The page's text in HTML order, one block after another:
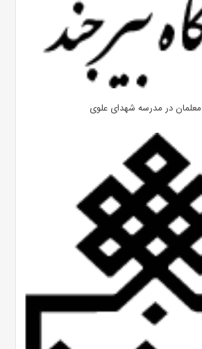
معلمان در مدرسه شهدای علوی